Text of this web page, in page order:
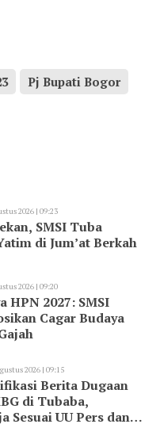
Pj Bupati Bogor
2026 | 09:23
SMSI Tuba
di Jum’at Berkah
2026 | 09:20
HPN 2027: SMSI
Cagar Budaya
2026 | 09:15
Berita Dugaan
di Tubaba,
Sesuai UU Pers dan